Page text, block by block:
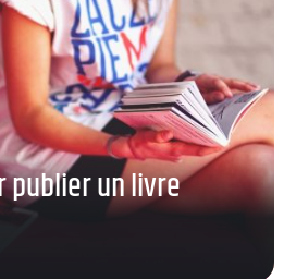
publier un livre